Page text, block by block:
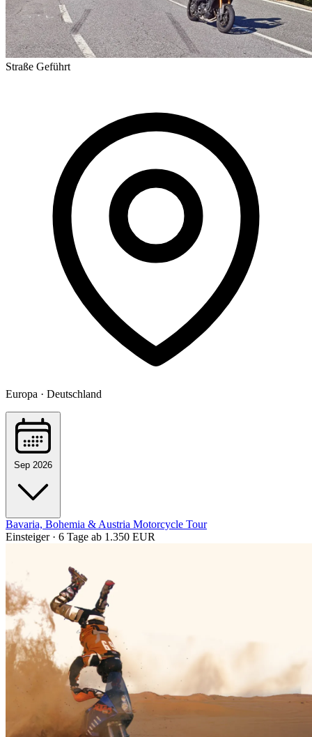
Straße Geführt
Europa · Deutschland
Sep 2026
Bavaria, Bohemia & Austria Motorcycle Tour
Einsteiger · 6 Tage ab 1.350 EUR